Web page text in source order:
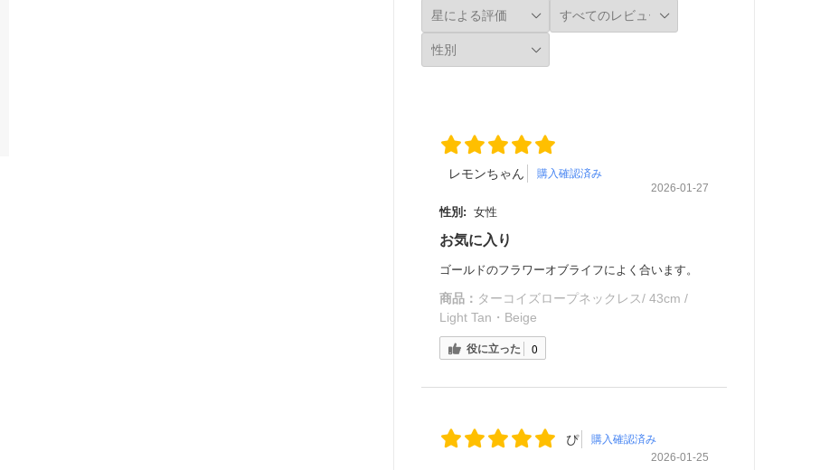
レモンちゃん
購入確認済み
2026-01-27
性別: 女性
お気に入り
ゴールドのフラワーオブライフによく合います。
商品： ターコイズロープネックレス/ 43cm /
Light Tan・Beige
役に立った 0
ぴ
購入確認済み
2026-01-25